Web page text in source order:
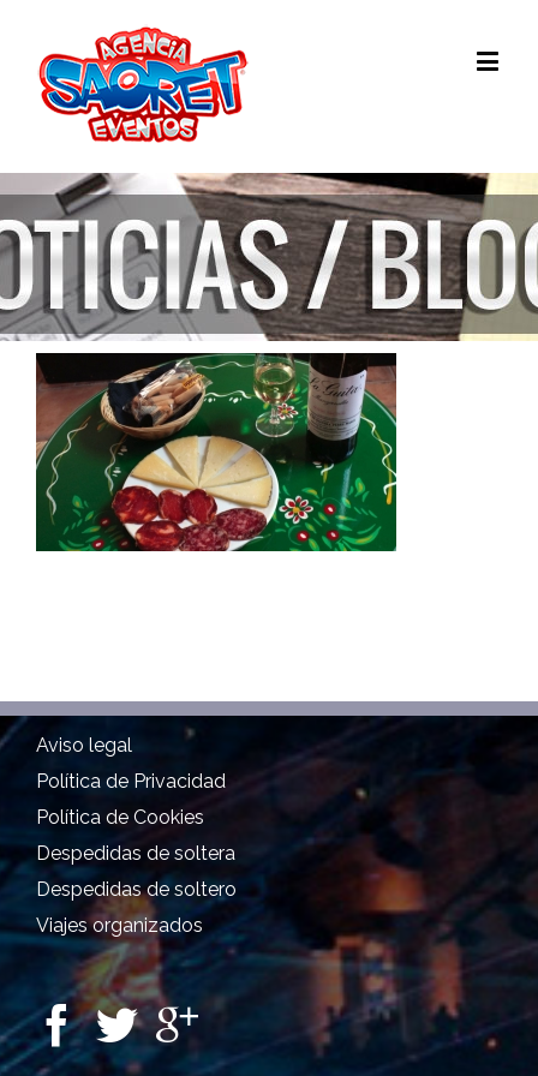
Aviso legal
Política de Privacidad
Política de Cookies
Despedidas de soltera
Despedidas de soltero
Viajes organizados